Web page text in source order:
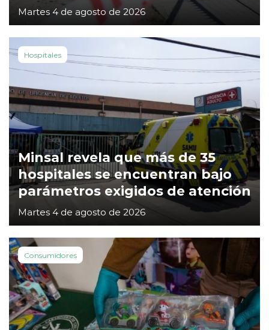
Martes 4 de agosto de 2026
Hospitales
Minsal revela que más de 35
hospitales se encuentran bajo
parámetros exigidos de atención
Martes 4 de agosto de 2026
Consumidores